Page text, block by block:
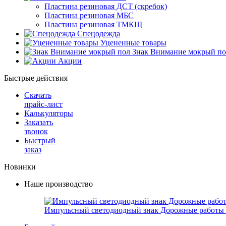
Пластина резиновая ДСТ (скребок)
Пластина резиновая МБС
Пластина резиновая ТМКЩ
Спецодежда
Уцененные товары
Знак Внимание мокрый
Акции
Быстрые действия
Скачать
прайс-лист
Калькуляторы
Заказать
звонок
Быстрый
заказ
Новинки
Наше производство
Импульсный светодиодный знак Дорожные работы